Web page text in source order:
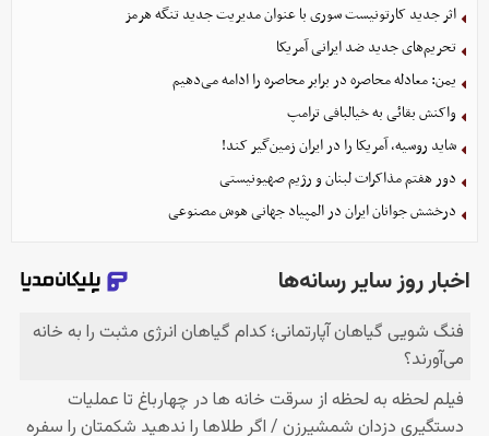
اثر جدید کارتونیست سوری با عنوان مدیریت جدید تنگه هرمز
تحریم‌های جدید ضد ایرانی آمریکا
یمن: معادله محاصره در برابر محاصره را ادامه می‌دهیم
واکنش بقائی به خیالبافی ترامپ
شاید روسیه، آمریکا را در ایران زمین‌گیر کند!
دور هفتم مذاکرات لبنان و رژیم صهیونیستی
درخشش جوانان ایران در المپیاد جهانی هوش مصنوعی